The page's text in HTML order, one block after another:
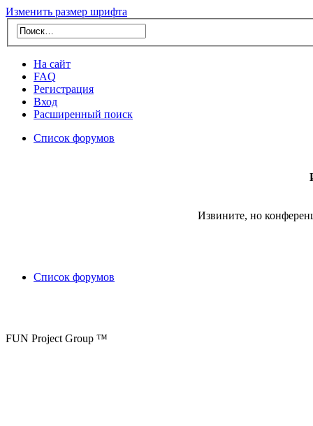
Изменить размер шрифта
На сайт
FAQ
Регистрация
Вход
Расширенный поиск
Список форумов
Извините, но
Список форумов
FUN Project Group ™